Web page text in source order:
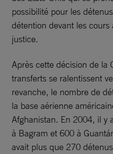
possibilité pour les
détention devant les
justice.
Après cette décision de la
transferts se ralentissent
revanche, le nombre de
la base aérienne
Afghanistan. En 2004, il y
à Bagram et 600 à
avait plus que 270